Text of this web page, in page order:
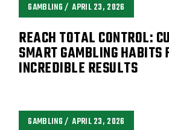
GAMBLING APRIL 23, 2026
REACH TOTAL CONTROL:
SMART GAMBLING HABITS
INCREDIBLE RESULTS
GAMBLING APRIL 23, 2026